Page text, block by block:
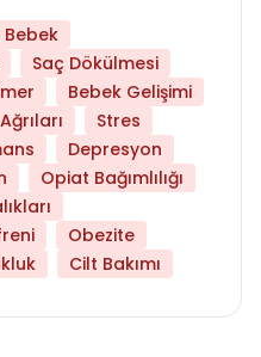
Bebek
Saç Dökülmesi
Bebek Gelişimi
Stres
Depresyon
Opiat Bağımlılığı
Obezite
Cilt Bakımı